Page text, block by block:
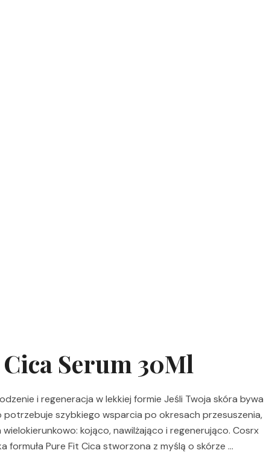
Serum 30Ml
i regeneracja w lekkiej formie Jeśli Twoja skóra bywa
potrzebuje szybkiego wsparcia po okresach przesuszenia,
kojąco, nawilżająco i regenerująco. Cosrx
formuła Pure Fit Cica stworzona z myślą o skórze …